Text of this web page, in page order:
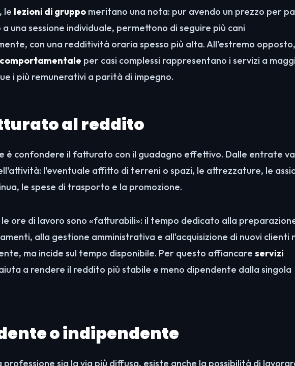
le lezioni di gruppo meritano una nota: pur avendo un prezzo per
una sessione individuale, permettono di seguire più cani
con una redditività oraria spesso più alta. All'estremo
per casi complessi rappresentano i servizi a
i più remunerativi a parità di impegno.
al reddito
è confondere il fatturato con il guadagno effettivo. Dalle entrate
l'eventuale affitto di terreni o spazi, le attrezzature, le
le spese di trasporto e la promozione.
ore di lavoro sono «fatturabili»: il tempo dedicato alla
alla gestione amministrativa e all'acquisizione di nuovi clienti
ma incide sul tempo disponibile. Per questo affiancareservizi
a rendere il reddito più stabile e meno dipendente dalla singola
o indipendente
professione sia la via più diffusa, esiste anche la possibilità di